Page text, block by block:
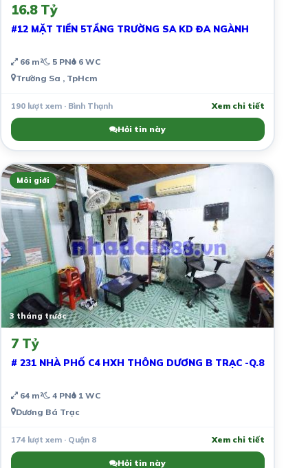
16.8 Tỷ
#12 MẶT TIỀN 5TẦNG TRƯỜNG SA KD ĐA NGÀNH
66 m² 5 PN 6 WC
Trường Sa , TpHcm
190 lượt xem · Bình Thạnh Xem chi tiết
Hỏi tin này
Môi giới
3 tháng trước
7 Tỷ
# 231 NHÀ PHỐ C4 HXH THÔNG DƯƠNG B TRẠC -Q.8
64 m² 4 PN 1 WC
Dương Bá Trạc
174 lượt xem · Quận 8 Xem chi tiết
Hỏi tin này